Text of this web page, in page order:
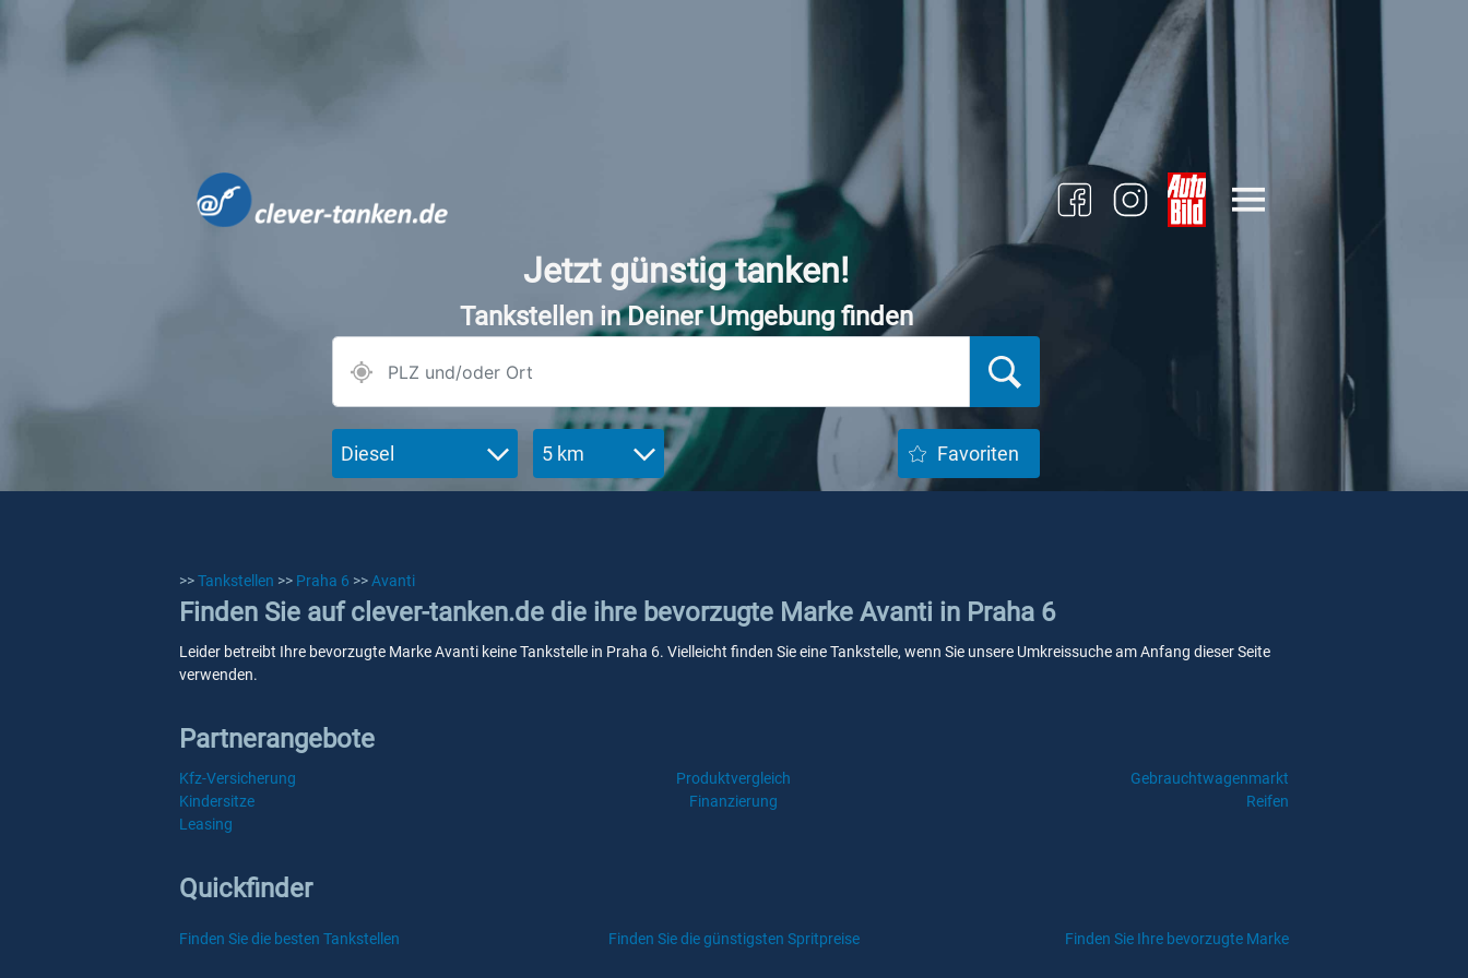
Jetzt günstig tanken!
Tankstellen in Deiner Umgebung finden
Diesel 5 km Favoriten
>>Tankstellen >> Praha 6 >>Avanti
Finden Sie auf clever-tanken.de die ihre bevorzugte Marke Avanti in Praha 6
Leider betreibt Ihre bevorzugte Marke Avanti keine Tankstelle in Praha 6. Vielleicht finden Sie eine Tankstelle, wenn Sie unsere Umkreissuche am Anfang dieser Seite
verwenden.
Partnerangebote
Kfz-Versicherung Produktvergleich
Gebrauchtwagenmarkt
Kindersitze
Finanzierung
Reifen
Leasing
Quickfinder
Finden Sie die besten Tankstellen Finden Sie die günstigsten Spritpreise Finden Sie Ihre bevorzugte Marke